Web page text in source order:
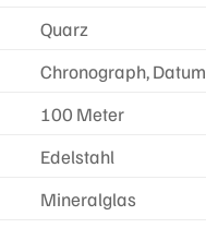
Quarz
Chronograph, Datum
100 Meter
Edelstahl
Mineralglas